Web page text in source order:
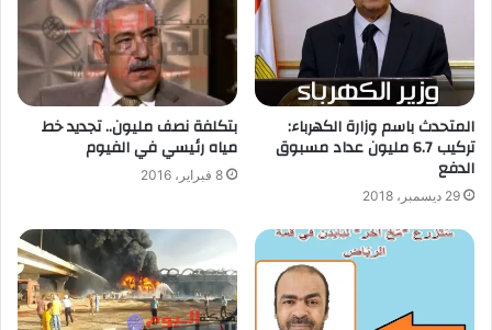
المتحدث باسم وزارة الكهرباء:
تركيب 6.7 مليون عداد مسبوق
الدفع
29 ديسمبر، 2018
بتكلفة نصف مليون.. تجديد خط
مياه رئيسي في الفيوم
8 فبراير، 2016